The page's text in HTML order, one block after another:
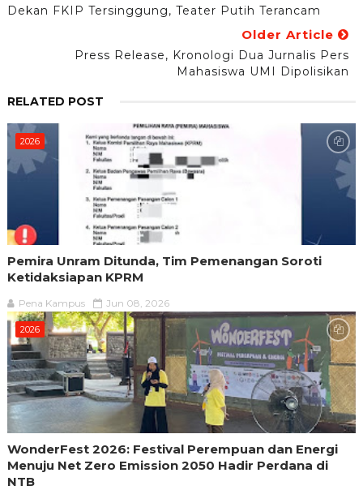
Dekan FKIP Tersinggung, Teater Putih Terancam
Older Article
Press Release, Kronologi Dua Jurnalis Pers
Mahasiswa UMI Dipolisikan
RELATED POST
2026
Pemira Unram Ditunda, Tim Pemenangan Soroti
Ketidaksiapan KPRM
Pena Kampus Jun 08, 2026
2026
WonderFest 2026: Festival Perempuan dan Energi
Menuju Net Zero Emission 2050 Hadir Perdana di
NTB